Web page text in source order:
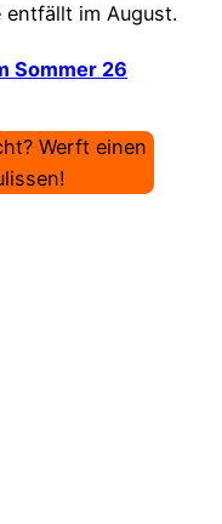
entfällt im August.
Sommer 26
Werft einen